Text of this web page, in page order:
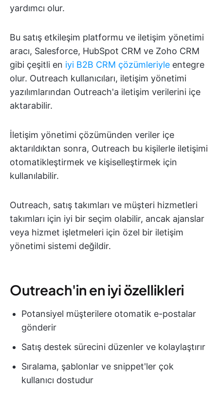
yardımcı olur.
Bu satış etkileşim platformu ve iletişim yönetimi
aracı, Salesforce, HubSpot CRM ve Zoho CRM
gibi çeşitli en iyi B2B CRM çözümleriyle entegre
olur. Outreach kullanıcıları, iletişim yönetimi
yazılımlarından Outreach'a iletişim verilerini içe
aktarabilir.
İletişim yönetimi çözümünden veriler içe
aktarıldıktan sonra, Outreach bu kişilerle iletişimi
otomatikleştirmek ve kişiselleştirmek için
kullanılabilir.
Outreach, satış takımları ve müşteri hizmetleri
takımları için iyi bir seçim olabilir, ancak ajanslar
veya hizmet işletmeleri için özel bir iletişim
yönetimi sistemi değildir.
Outreach'in en iyi özellikleri
Potansiyel müşterilere otomatik e-postalar
gönderir
Satış destek sürecini düzenler ve kolaylaştırır
Sıralama, şablonlar ve snippet'ler çok
kullanıcı dostudur